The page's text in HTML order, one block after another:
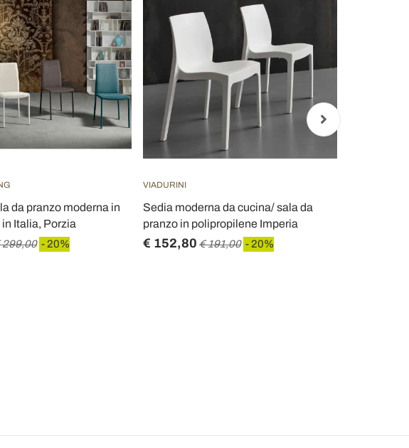
da pranzo moderna in
Italia, Porzia
299,00 - 20%
VIADURINI
Sedia moderna da cucina/ sala da
pranzo in polipropilene Imperia
€ 152,80 € 191,00 - 20%